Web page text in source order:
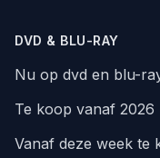
DVD & BLU-RAY
Nu op dvd en blu-
Te koop vanaf 2026
Vanaf deze week te